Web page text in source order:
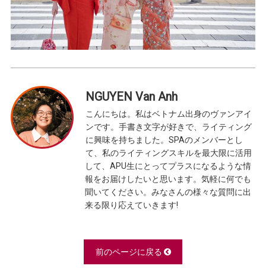
NGUYEN Van Anh
こんにちは。私はベトナム出身のヴァンアイ
ンです。手書き文字が好きで、ライティング
に興味を持ちました。SPAのメンバーとし
て、私のライティングスキルを最大限に活用
して、APU生にとってプラスになるような情
報をお届けしたいと思います。気軽に何でも
聞いてください。みなさんの様々な質問に出
来る限り応えていきます!
前のページに戻る